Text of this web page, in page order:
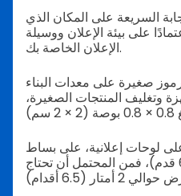
السريعة على المكان الذي
على بيئة الإعلان ووسيلة
الإعلان الخاصة بك.
صغيرة على معدات البناء
وتغليف المنتجات الصغيرة،
لوحات إعلانية، على بساط
المارة، على بعد 20 متر (65 قدم)، فمن المحتمل أن تحتاج